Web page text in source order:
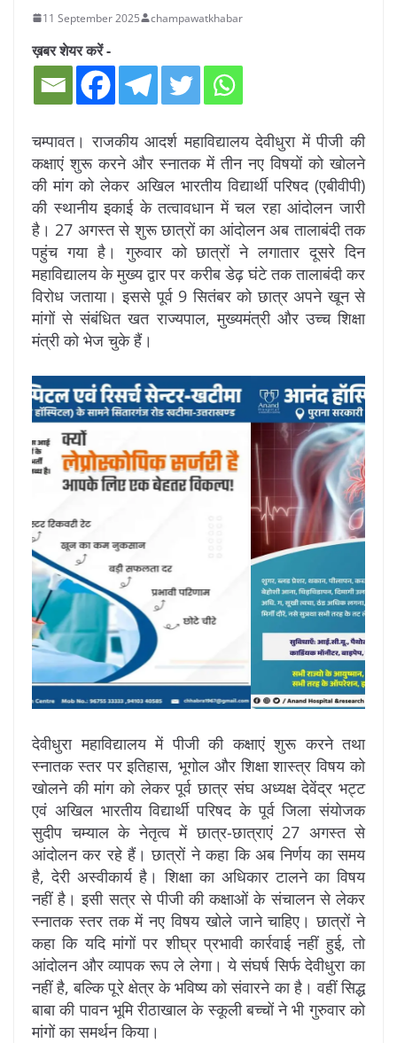
11 September 2025 champawatkhabar
ख़बर शेयर करें -
चम्पावत। राजकीय आदर्श महाविद्यालय देवीधुरा में पीजी की
कक्षाएं शुरू करने और स्नातक में तीन नए विषयों को खोलने
की मांग को लेकर अखिल भारतीय विद्यार्थी परिषद (एबीवीपी)
की स्थानीय इकाई के तत्वावधान में चल रहा आंदोलन जारी
है। 27 अगस्त से शुरू छात्रों का आंदोलन अब तालाबंदी तक
पहुंच गया है। गुरुवार को छात्रों ने लगातार दूसरे दिन
महाविद्यालय के मुख्य द्वार पर करीब डेढ़ घंटे तक तालाबंदी कर
विरोध जताया। इससे पूर्व 9 सितंबर को छात्र अपने खून से
मांगों से संबंधित खत राज्यपाल, मुख्यमंत्री और उच्च शिक्षा
मंत्री को भेज चुके हैं।
देवीधुरा महाविद्यालय में पीजी की कक्षाएं शुरू करने तथा
स्नातक स्तर पर इतिहास, भूगोल और शिक्षा शास्त्र विषय को
खोलने की मांग को लेकर पूर्व छात्र संघ अध्यक्ष देवेंद्र भट्ट
एवं अखिल भारतीय विद्यार्थी परिषद के पूर्व जिला संयोजक
सुदीप चम्याल के नेतृत्व में छात्र-छात्राएं 27 अगस्त से
आंदोलन कर रहे हैं। छात्रों ने कहा कि अब निर्णय का समय
है, देरी अस्वीकार्य है। शिक्षा का अधिकार टालने का विषय
नहीं है। इसी सत्र से पीजी की कक्षाओं के संचालन से लेकर
स्नातक स्तर तक में नए विषय खोले जाने चाहिए। छात्रों ने
कहा कि यदि मांगों पर शीघ्र प्रभावी कार्रवाई नहीं हुई, तो
आंदोलन और व्यापक रूप ले लेगा। ये संघर्ष सिर्फ देवीधुरा का
नहीं है, बल्कि पूरे क्षेत्र के भविष्य को संवारने का है। वहीं सिद्ध
बाबा की पावन भूमि रीठाखाल के स्कूली बच्चों ने भी गुरुवार को
मांगों का समर्थन किया।